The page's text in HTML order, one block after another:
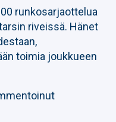
runkosarjaottelua
riveissä. Hänet
toimia joukkueen